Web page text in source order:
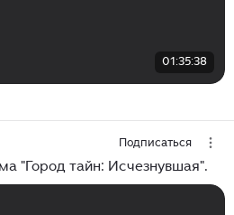
01:35:38
Подписаться
"Город тайн: Исчезнувшая".